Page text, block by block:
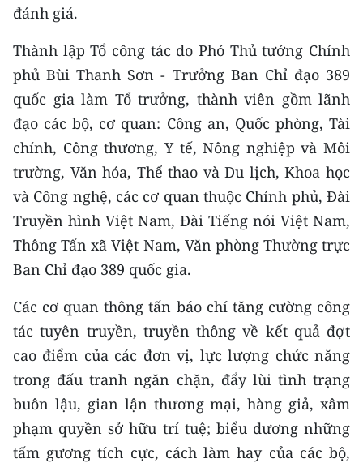
ENGLISH
中文
FRANÇAIS
РУССКИЙ
ESPAÑOL
한국어
đánh giá.
Thành lập Tổ công tác do Phó Thủ tướng Chính
phủ Bùi Thanh Sơn - Trưởng Ban Chỉ đạo 389
quốc gia làm Tổ trưởng, thành viên gồm lãnh
đạo các bộ, cơ quan: Công an, Quốc phòng, Tài
chính, Công thương, Y tế, Nông nghiệp và Môi
trường, Văn hóa, Thể thao và Du lịch, Khoa học
và Công nghệ, các cơ quan thuộc Chính phủ, Đài
Truyền hình Việt Nam, Đài Tiếng nói Việt Nam,
Thông Tấn xã Việt Nam, Văn phòng Thường trực
Ban Chỉ đạo 389 quốc gia.
Các cơ quan thông tấn báo chí tăng cường công
tác tuyên truyền, truyền thông về kết quả đợt
cao điểm của các đơn vị, lực lượng chức năng
trong đấu tranh ngăn chặn, đẩy lùi tình trạng
buôn lậu, gian lận thương mại, hàng giả, xâm
phạm quyền sở hữu trí tuệ; biểu dương những
tấm gương tích cực, cách làm hay của các bộ,